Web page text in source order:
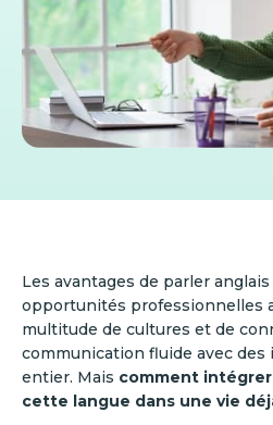
Les avantages de parler
opportunités professionnelles
multitude de cultures et de
communication fluide avec
entier. Mais comment
cette langue dans une vie